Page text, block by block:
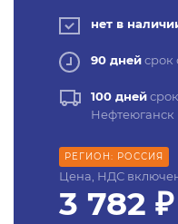
нет в
90 днейсрок
100 дней
Нефтеюганск
РЕГИОН: РОССИЯ
Цена, НДС
3 782 ₽